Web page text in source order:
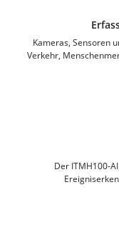
Kameras, Sensoren
Verkehr,
Der ITMH100-